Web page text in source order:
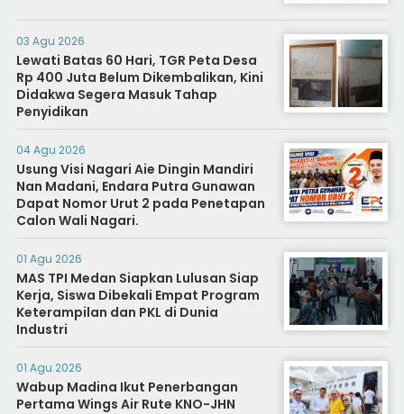
03 Agu 2026
Lewati Batas 60 Hari, TGR Peta Desa
Rp 400 Juta Belum Dikembalikan, Kini
Didakwa Segera Masuk Tahap
Penyidikan
04 Agu 2026
Usung Visi Nagari Aie Dingin Mandiri
Nan Madani, Endara Putra Gunawan
Dapat Nomor Urut 2 pada Penetapan
Calon Wali Nagari.
01 Agu 2026
MAS TPI Medan Siapkan Lulusan Siap
Kerja, Siswa Dibekali Empat Program
Keterampilan dan PKL di Dunia
Industri
01 Agu 2026
Wabup Madina Ikut Penerbangan
Pertama Wings Air Rute KNO-JHN